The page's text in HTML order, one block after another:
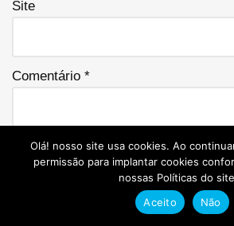
Site
Comentário *
Olá! nosso site usa cookies. Ao
permissão para implantar cookies
nossas Políticas do
Aceito
Não